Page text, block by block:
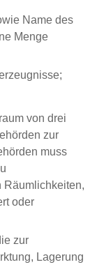
Name des
Menge
von drei
zur
muss
Räumlichkeiten,
oder
zur
Lagerung